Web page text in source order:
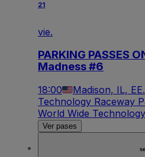
21
vie.
PARKING PASSES
Madness #6
18:00 Madison, IL,
Technology Raceway
World Wide
Ver pases